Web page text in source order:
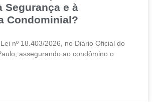
Segurança e à
Condominial?
nº 18.403/2026, no Diário Oficial do
assegurando ao condômino o